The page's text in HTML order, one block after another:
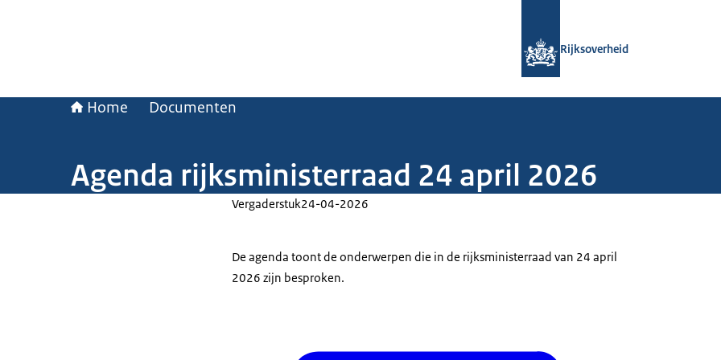
Rijksoverheid
Home Documenten
Agenda rijksministerraad 24 april 2026
Vergaderstuk24-04-2026
De agenda toont de onderwerpen die in de rijksministerraad van 24 april
2026 zijn besproken.